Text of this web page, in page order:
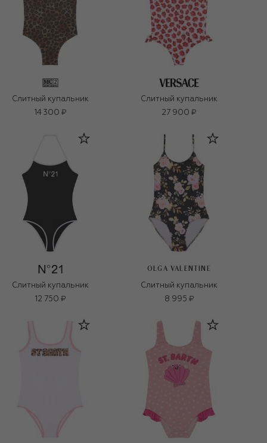
Слитный купальник
14 300 ₽
Слитный купальник
27 900 ₽
Слитный купальник
12 750 ₽
OLGA VALENTINE
Слитный купальник
8 995 ₽